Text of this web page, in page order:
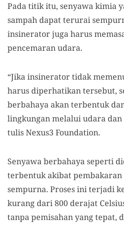
Pada titik itu, senyawa kimia
sampah dapat terurai
insinerator juga harus
pencemaran udara.
“Jika insinerator tidak
harus diperhatikan tersebut,
berbahaya akan terbentuk
lingkungan melalui udara dan
tulis Nexus3 Foundation.
Senyawa berbahaya seperti
terbentuk akibat pembakaran
sempurna. Proses ini terjadi
kurang dari 800 derajat
tanpa pemisahan yang tepat,